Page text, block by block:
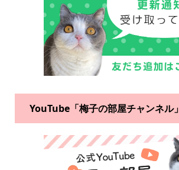
YouTube「梅子の部屋チャンネル」